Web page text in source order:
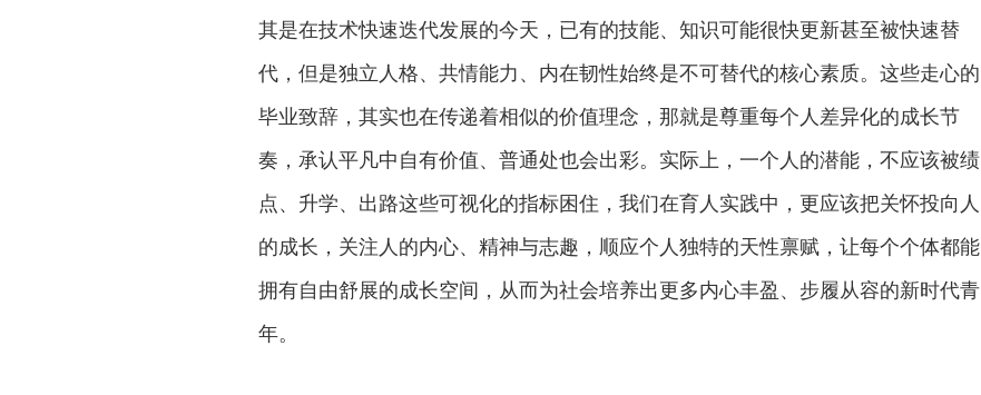
其是在技术快速迭代发展的今天，已有的技能、知识可能很快更新甚至被快速替
代，但是独立人格、共情能力、内在韧性始终是不可替代的核心素质。这些走心的
毕业致辞，其实也在传递着相似的价值理念，那就是尊重每个人差异化的成长节
奏，承认平凡中自有价值、普通处也会出彩。实际上，一个人的潜能，不应该被绩
点、升学、出路这些可视化的指标困住，我们在育人实践中，更应该把关怀投向人
的成长，关注人的内心、精神与志趣，顺应个人独特的天性禀赋，让每个个体都能
拥有自由舒展的成长空间，从而为社会培养出更多内心丰盈、步履从容的新时代青
年。